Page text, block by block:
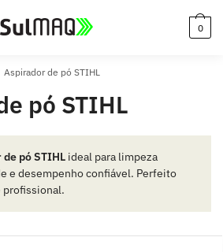
0
Aspirador de pó STIHL
pó STIHL
pó STIHLideal para limpeza
e desempenho confiável. Perfeito
profissional.